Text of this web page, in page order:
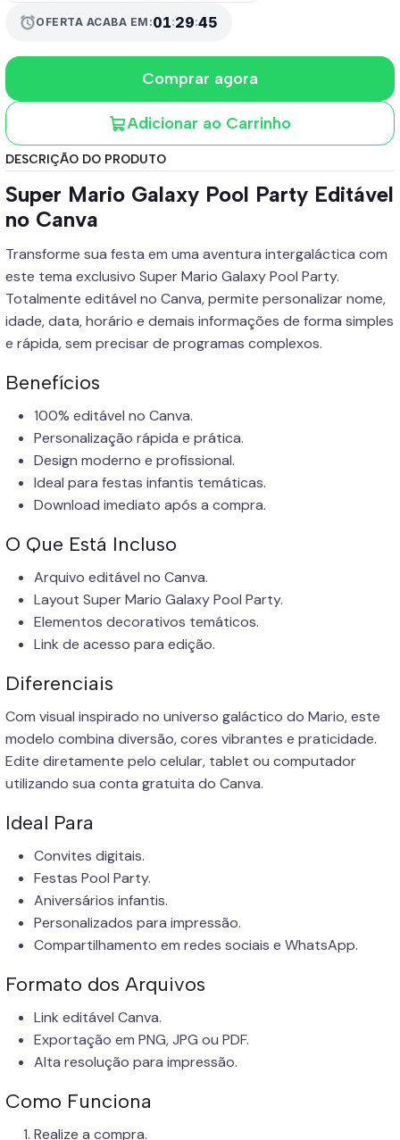
alarmOFERTA ACABA EM:01:29:45
Adicionar ao Carrinho
Comprar agora
DESCRIÇÃO DO PRODUTO
Super Mario Galaxy Pool Party Editável
no Canva
Transforme sua festa em uma aventura intergaláctica com
este tema exclusivo Super Mario Galaxy Pool Party.
Totalmente editável no Canva, permite personalizar nome,
idade, data, horário e demais informações de forma simples
e rápida, sem precisar de programas complexos.
Benefícios
100% editável no Canva.
Personalização rápida e prática.
Design moderno e profissional.
Ideal para festas infantis temáticas.
Download imediato após a compra.
O Que Está Incluso
Arquivo editável no Canva.
Layout Super Mario Galaxy Pool Party.
Elementos decorativos temáticos.
Link de acesso para edição.
Diferenciais
Com visual inspirado no universo galáctico do Mario, este
modelo combina diversão, cores vibrantes e praticidade.
Edite diretamente pelo celular, tablet ou computador
utilizando sua conta gratuita do Canva.
Ideal Para
Convites digitais.
Festas Pool Party.
Aniversários infantis.
Personalizados para impressão.
Compartilhamento em redes sociais e WhatsApp.
Formato dos Arquivos
Link editável Canva.
Exportação em PNG, JPG ou PDF.
Alta resolução para impressão.
Como Funciona
Realize a compra.